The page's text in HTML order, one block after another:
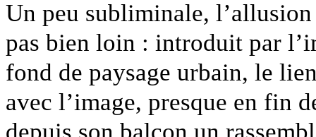
Un peu subliminale,
pas bien loin : introduit par
fond de paysage urbain, le
avec l’image, presque en fin